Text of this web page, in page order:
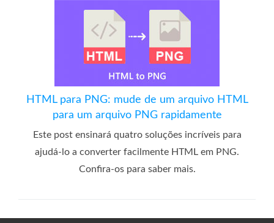
HTML para PNG: mude de um arquivo HTML
para um arquivo PNG rapidamente
Este post ensinará quatro soluções incríveis para
ajudá-lo a converter facilmente HTML em PNG.
Confira-os para saber mais.